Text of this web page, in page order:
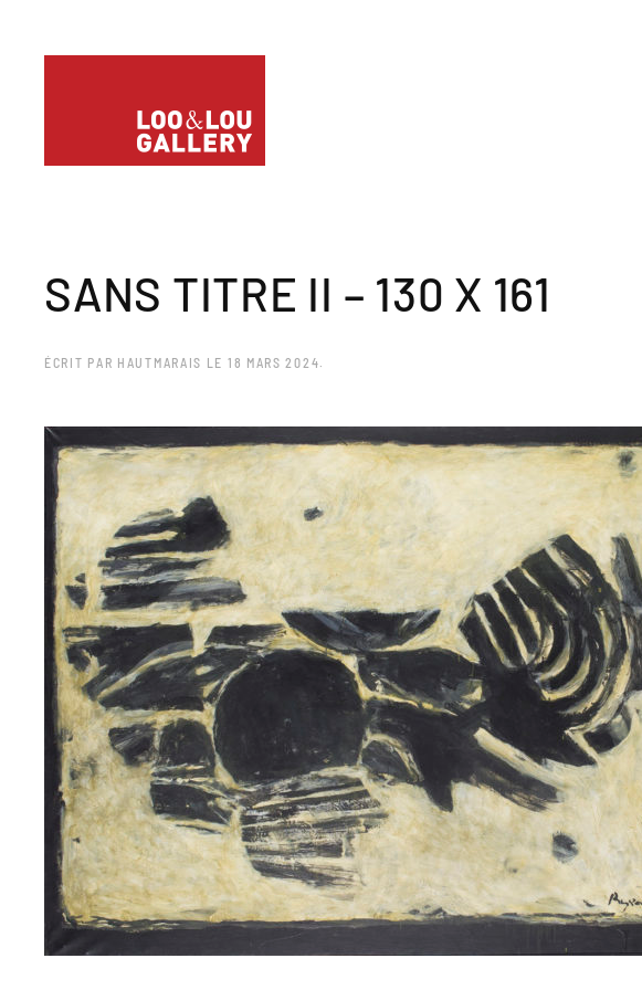
SANS TITRE II – 130 X 161
ÉCRIT PAR HAUTMARAIS LE 18 MARS 2024.